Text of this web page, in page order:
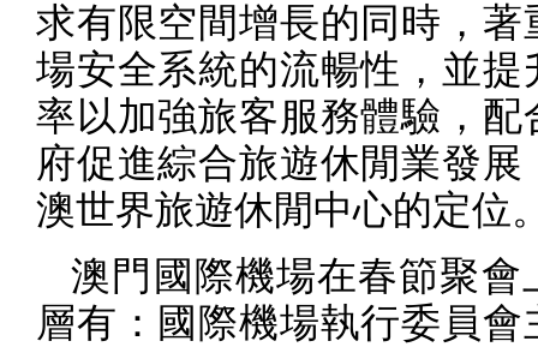
求有限空間增長的同時，著
場安全系統的流暢性，並提
率以加強旅客服務體驗，配
府促進綜合旅遊休閒業發展
澳世界旅遊休閒中心的定位
澳門國際機場在春節聚會
層有：國際機場執行委員會